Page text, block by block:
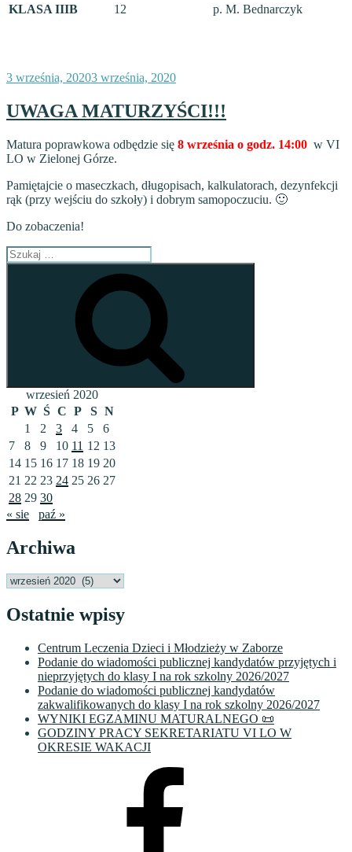
KLASA IIIB 12 p. M. Bednarczyk
Opublikowane
3 września, 20203 września, 2020
UWAGA MATURZYŚCI!!!
Matura poprawkowa odbędzie się 8 września o godz. 14:00 w VI
LO w Zielonej Górze.
Pamiętajcie o maseczkach, długopisach, kalkulatorach, dezynfekcji
rąk (przy wejściu do szkoły) i dobrym samopoczuciu. 🙂
Do zobaczenia!
Szukaj:
wrzesień 2020
P W Ś C P S N
1
2 3 4 5
6
7
8 9 10 11 12 13
14 15 16 17 18 19 20
21 22 23 24 25 26 27
28 29 30
« sie
paź »
Archiwa
Archiwa
Ostatnie wpisy
Centrum Leczenia Dzieci i Młodzieży w Zaborze
Podanie do wiadomości publicznej kandydatów przyjętych i
nieprzyjętych do klasy I na rok szkolny 2026/2027
Podanie do wiadomości publicznej kandydatów
zakwalifikowanych do klasy I na rok szkolny 2026/2027
WYNIKI EGZAMINU MATURALNEGO 📜
GODZINY PRACY SEKRETARIATU VI LO W
OKRESIE WAKACJI